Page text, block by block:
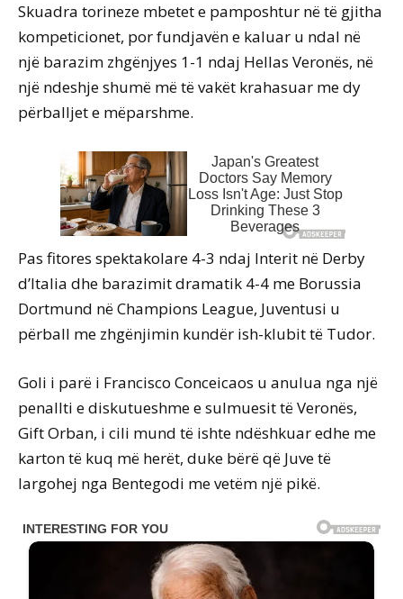
Skuadra torineze mbetet e pamposhtur në të gjitha
kompeticionet, por fundjavën e kaluar u ndal në
një barazim zhgënjyes 1-1 ndaj Hellas Veronës, në
një ndeshje shumë më të vakët krahasuar me dy
përballjet e mëparshme.
Pas fitores spektakolare 4-3 ndaj Interit në Derby
d’Italia dhe barazimit dramatik 4-4 me Borussia
Dortmund në Champions League, Juventusi u
përball me zhgënjimin kundër ish-klubit të Tudor.
Goli i parë i Francisco Conceicaos u anulua nga një
penallti e diskutueshme e sulmuesit të Veronës,
Gift Orban, i cili mund të ishte ndëshkuar edhe me
karton të kuq më herët, duke bërë që Juve të
largohej nga Bentegodi me vetëm një pikë.